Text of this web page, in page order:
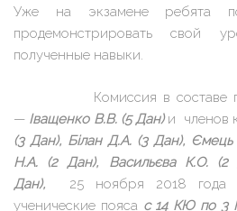
Уже на экзамене ребята
продемонстрировать свой
полученные навыки.
Комиссия в составе
— Іващенко В.В. (5 Дан)и членов
(3 Дан), Білан Д.А. (3 Дан),
Н.А. (2 Дан), Васильєва К.О. (2
Дан), 25 ноября 2018 года
ученические пояса с 14 КЮ по 3